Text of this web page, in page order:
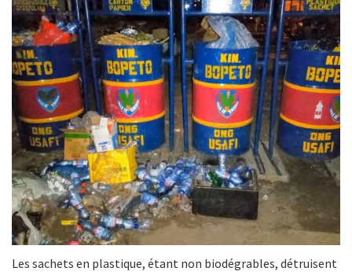
Les sachets en plastique, étant non biodégrables, détruisent